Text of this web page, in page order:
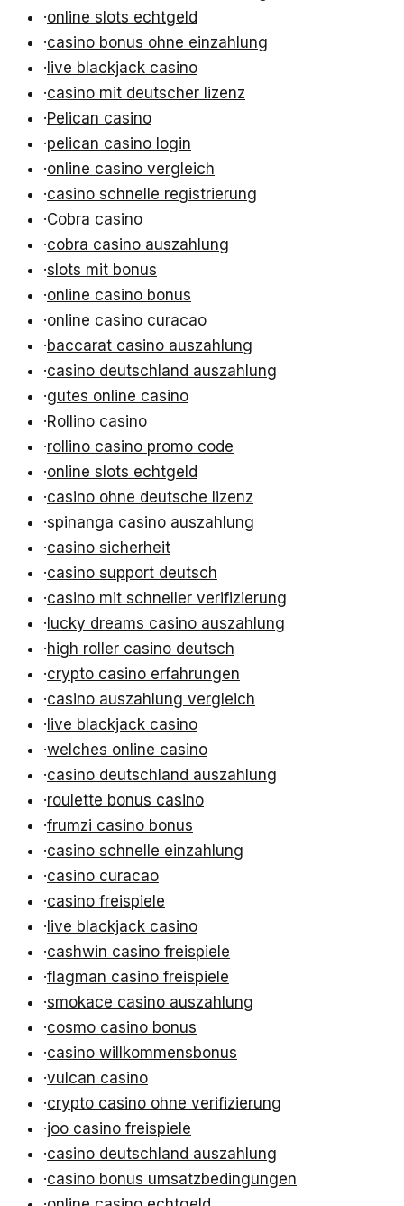
·online slots echtgeld
·casino bonus ohne einzahlung
· live blackjack casino
·casino mit deutscher lizenz
·Pelican casino
·pelican casino login
·online casino vergleich
·casino schnelle registrierung
·Cobra casino
·cobra casino auszahlung
·slots mit bonus
·online casino bonus
·online casino curacao
·baccarat casino auszahlung
·casino deutschland auszahlung
·gutes online casino
·Rollino casino
·rollino casino promo code
·online slots echtgeld
·casino ohne deutsche lizenz
·spinanga casino auszahlung
·casino sicherheit
·casino support deutsch
·casino mit schneller verifizierung
· lucky dreams casino auszahlung
·high roller casino deutsch
·crypto casino erfahrungen
·casino auszahlung vergleich
· live blackjack casino
·welches online casino
·casino deutschland auszahlung
·roulette bonus casino
·frumzi casino bonus
·casino schnelle einzahlung
·casino curacao
·casino freispiele
· live blackjack casino
·cashwin casino freispiele
·flagman casino freispiele
·smokace casino auszahlung
·cosmo casino bonus
·casino willkommensbonus
·vulcan casino
·crypto casino ohne verifizierung
·joo casino freispiele
·casino deutschland auszahlung
·casino bonus umsatzbedingungen